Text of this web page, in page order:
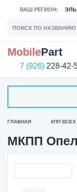
ВАШ РЕГИОН:
MobilePart
7 (926) 228-42-
ГЛАВНАЯ КПП
МКПП